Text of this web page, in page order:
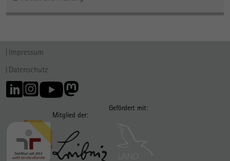
Impressum
Datenschutz
Mitglied der:
Gefördert mit: